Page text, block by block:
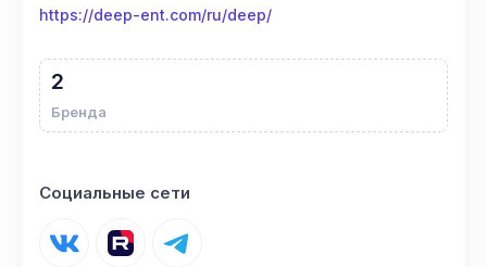
https://deep-ent.com/ru/deep/
2
Бренда
Социальные сети